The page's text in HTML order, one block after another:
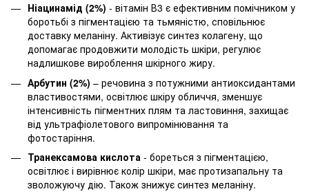
Ніацинамід (2%) - вітамін В3 є ефективним помічником у
боротьбі з пігментацією та тьмяністю, сповільнює
доставку меланіну. Активізує синтез колагену, що
допомагає продовжити молодість шкіри, регулює
надлишкове вироблення шкірного жиру.
Арбутин (2%) – речовина з потужними антиоксидантами
властивостями, освітлює шкіру обличчя, зменшує
інтенсивність пігментних плям та ластовиння, захищає
від ультрафіолетового випромінювання та
фотостаріння.
Транексамова кислота - бореться з пігментацією,
освітлює і вирівнює колір шкіри, має протизапальну та
зволожуючу дію. Також знижує синтез меланіну.